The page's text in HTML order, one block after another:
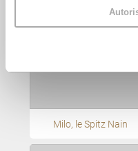
Milo, le Spitz Nain